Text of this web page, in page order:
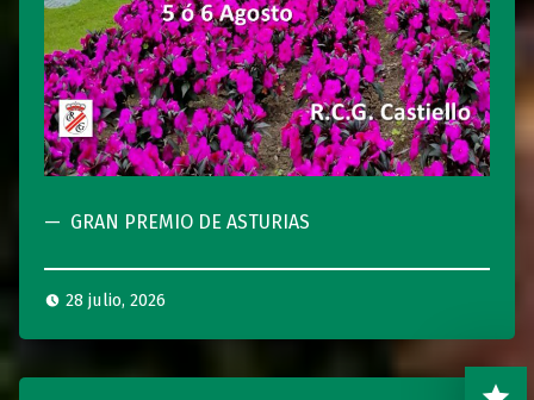
GRAN PREMIO DE ASTURIAS
28 julio, 2026